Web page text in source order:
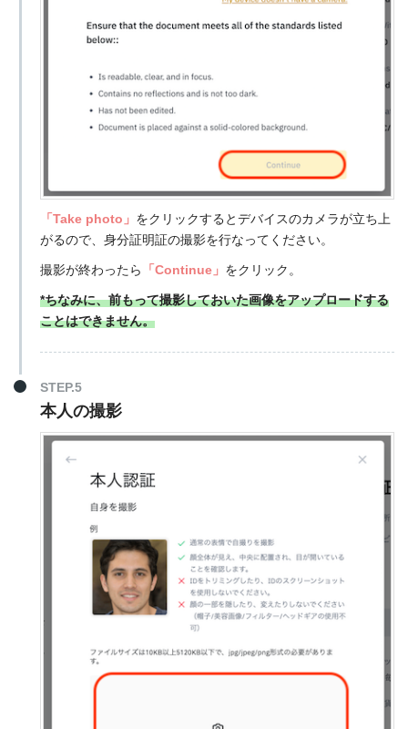
「Take photo」 をクリックするとデバイスのカメラが立ち上
がるので、身分証明証の撮影を行なってください。
撮影が終わったら 「Continue」 をクリック。
*ちなみに、前もって撮影しておいた画像をアップロードする
ことはできません。
STEP.5
本人の撮影